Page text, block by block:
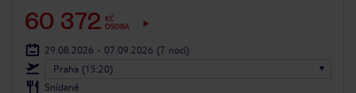
60 372 KČ
OSOBA
29.08.2026 - 07.09.2026 (7 nocí)
Praha (15:20)
Snídaně